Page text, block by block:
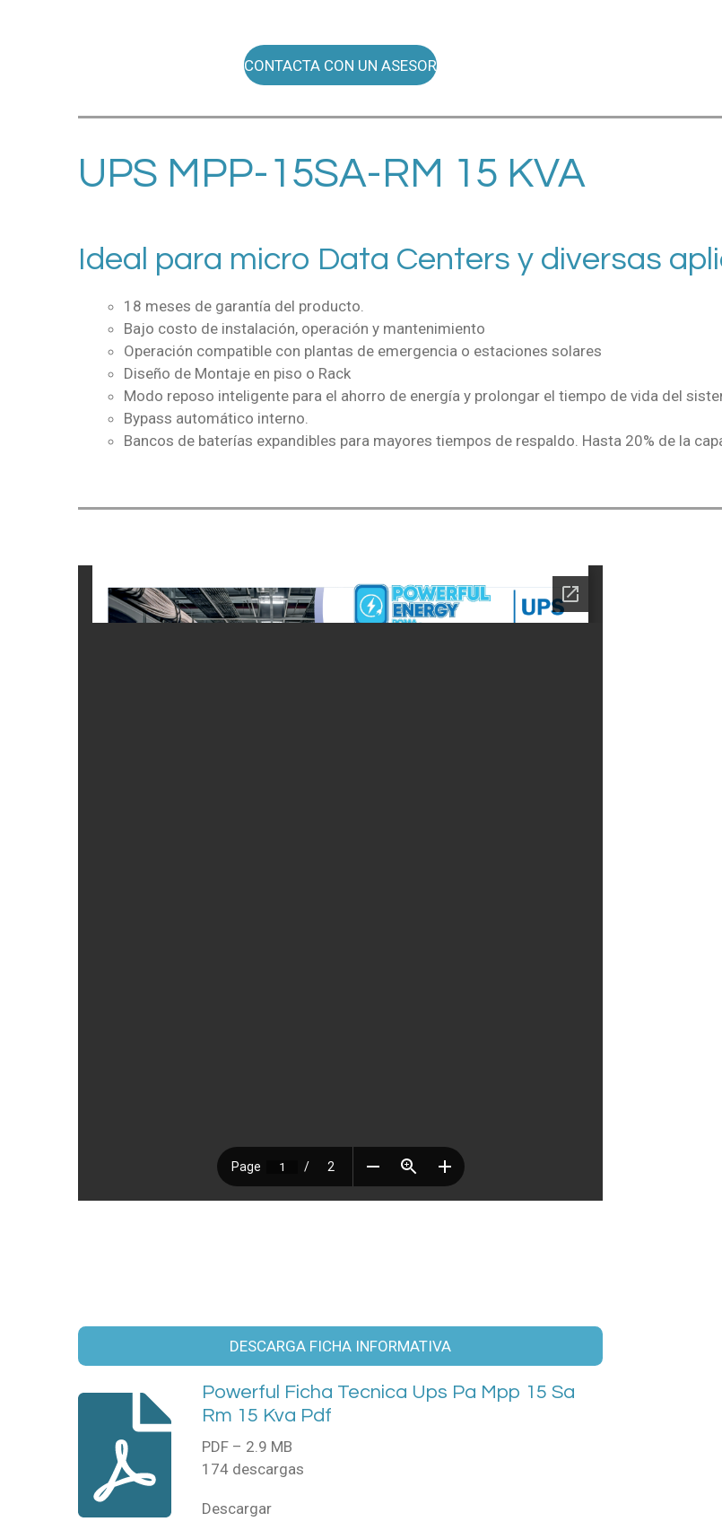
CONTACTA CON UN ASESOR
UPS MPP-15SA-RM 15 KVA​
Ideal para micro Data Centers y diversas
18 meses de garantía del producto.
Bajo costo de instalación, operación y mantenimiento
Operación compatible con plantas de emergencia o estaciones solares
Diseño de Montaje en piso o Rack
Modo reposo inteligente para el ahorro de energía y prolongar el tiempo de vida del
Bypass automático interno.
Bancos de baterías expandibles para mayores tiempos de respaldo. Hasta 20% de la
DESCARGA FICHA INFORMATIVA
Powerful Ficha Tecnica Ups Pa Mpp 15 Sa
Rm 15 Kva Pdf
PDF – 2.9 MB
174 descargas
Descargar